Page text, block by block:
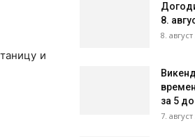
и
8.
8. август
за 5
7. август